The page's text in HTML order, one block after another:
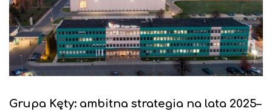
Grupa Kęty: ambitna strategia na lata 2025–